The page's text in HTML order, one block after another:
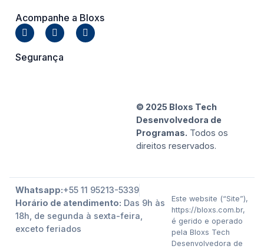
Acompanhe a Bloxs
Segurança
© 2025 Bloxs Tech
Desenvolvedora de
Programas. Todos os
direitos reservados.
Whatsapp:+55 11 95213-5339
Horário de atendimento: Das 9h às
18h, de segunda à sexta-feira,
exceto feriados
Este website (“Site”),
https://bloxs.com.br,
é gerido e operado
pela Bloxs Tech
Desenvolvedora de